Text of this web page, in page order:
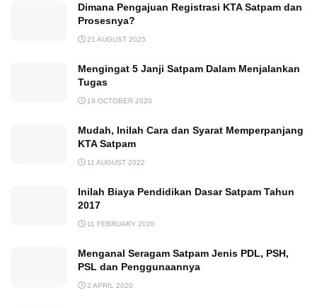
Dimana Pengajuan Registrasi KTA Satpam dan
Prosesnya?
21 AUGUST 2025
Mengingat 5 Janji Satpam Dalam Menjalankan
Tugas
19 OCTOBER 2020
Mudah, Inilah Cara dan Syarat Memperpanjang
KTA Satpam
11 AUGUST 2022
Inilah Biaya Pendidikan Dasar Satpam Tahun
2017
11 FEBRUARY 2020
Menganal Seragam Satpam Jenis PDL, PSH,
PSL dan Penggunaannya
2 APRIL 2020